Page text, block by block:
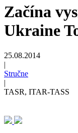
Začína
Ukraine
25.08.2014
|
Stručne
|
TASR, ITAR-TASS